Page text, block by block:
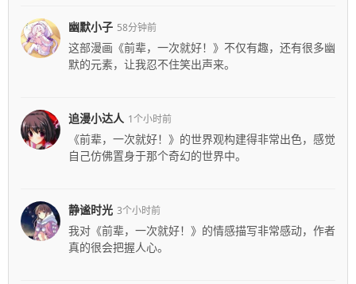
幽默小子 58分钟前
这部漫画《前辈，一次就好！》不仅有趣，还有很多幽
默的元素，让我忍不住笑出声来。
追漫小达人 1个小时前
《前辈，一次就好！》的世界观构建得非常出色，感觉
自己仿佛置身于那个奇幻的世界中。
静谧时光 3个小时前
我对《前辈，一次就好！》的情感描写非常感动，作者
真的很会把握人心。